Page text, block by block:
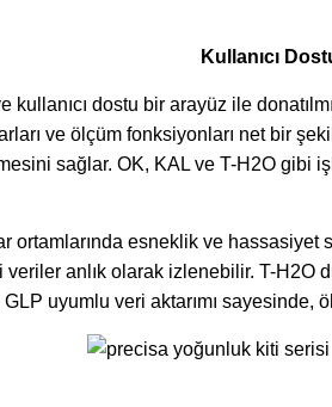
Kullanıcı
dostu bir arayüz ile
ve ölçüm fonksiyonları net bir
sağlar. OK, KAL ve T-H2O gibi
ortamlarında esneklik ve hassasiyet
anlık olarak izlenebilir. T-H2O
GLP uyumlu veri aktarımı sayesinde,